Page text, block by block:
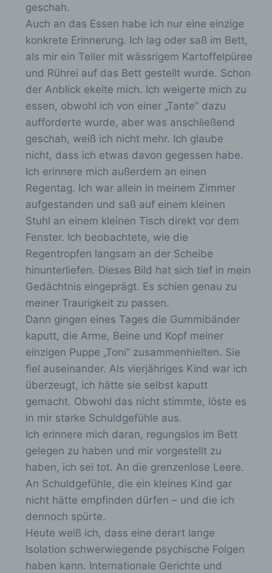
geschah.
Auch an das Essen habe ich nur eine einzige
konkrete Erinnerung. Ich lag oder saß im Bett,
als mir ein Teller mit wässrigem Kartoffelpüree
und Rührei auf das Bett gestellt wurde. Schon
der Anblick ekelte mich. Ich weigerte mich zu
essen, obwohl ich von einer „Tante“ dazu
aufforderte wurde, aber was anschließend
geschah, weiß ich nicht mehr. Ich glaube
nicht, dass ich etwas davon gegessen habe.
Ich erinnere mich außerdem an einen
Regentag. Ich war allein in meinem Zimmer
aufgestanden und saß auf einem kleinen
Stuhl an einem kleinen Tisch direkt vor dem
Fenster. Ich beobachtete, wie die
Regentropfen langsam an der Scheibe
hinunterliefen. Dieses Bild hat sich tief in mein
Gedächtnis eingeprägt. Es schien genau zu
meiner Traurigkeit zu passen.
Dann gingen eines Tages die Gummibänder
kaputt, die Arme, Beine und Kopf meiner
einzigen Puppe „Toni“ zusammenhielten. Sie
fiel auseinander. Als vierjähriges Kind war ich
überzeugt, ich hätte sie selbst kaputt
gemacht. Obwohl das nicht stimmte, löste es
in mir starke Schuldgefühle aus.
Ich erinnere mich daran, regungslos im Bett
gelegen zu haben und mir vorgestellt zu
haben, ich sei tot. An die grenzenlose Leere.
An Schuldgefühle, die ein kleines Kind gar
nicht hätte empfinden dürfen – und die ich
dennoch spürte.
Heute weiß ich, dass eine derart lange
Isolation schwerwiegende psychische Folgen
haben kann. Internationale Gerichte und
genutzten Internetbrowsers verhindern und damit
der Setzung von Cookies dauerhaft
widersprechen. Ferner können bereits gesetzte
Cookies jederzeit über einen Internetbrowser oder
andere Softwareprogramme gelöscht werden. Dies
ist in allen gängigen Internetbrowsern möglich.
Deaktiviert die betroffene Person die Setzung von
Cookies in dem genutzten Internetbrowser, sind
unter Umständen nicht alle Funktionen unserer
Internetseite vollumfänglich nutzbar.
Erfassung von allgemeinen Daten und
Informationen
Internetseite durch eine betroffene Person oder
ein automatisiertes System eine Reihe von
allgemeinen Daten und Informationen. Diese
den Logfiles des Servers gespeichert. Erfasst
werden können die (1) verwendeten
Browsertypen und Versionen, (2) das vom
zugreifenden System verwendete
Betriebssystem, (3) die Internetseite, von
welcher ein zugreifendes System auf unsere
Internetseite gelangt (sogenannte Referrer), (4)
die Unterwebseiten, welche über ein
zugreifendes System auf unserer Internetseite
angesteuert werden, (5) das Datum und die
Uhrzeit eines Zugriffs auf die Internetseite, (6)
eine Internet-Protokoll-Adresse (IP-Adresse),
(7) der Internet-Service-Provider des
zugreifenden Systems und (8) sonstige ähnliche
Daten und Informationen, die der
Gefahrenabwehr im Falle von Angriffen auf
unsere informationstechnologischen Systeme
dienen.
Bei der Nutzung dieser allgemeinen Daten und
Informationen ziehen wird keine Rückschlüsse auf
die betroffene Person. Diese Informationen werden
vielmehr benötigt, um (1) die Inhalte unserer
Internetseite korrekt auszuliefern, (2) die Inhalte
unserer Internetseite sowie die Werbung für diese
zu optimieren, (3) die dauerhafte
Funktionsfähigkeit unserer
informationstechnologischen Systeme und der